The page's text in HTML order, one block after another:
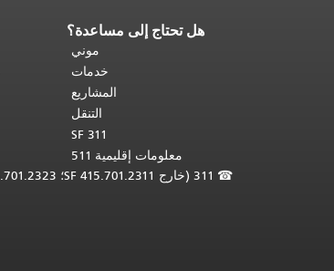
كل
هل تحتاج إلى مساعدة؟
موني
خدمات
المشاريع
التنقل
SF 311
معلومات إقليمية 511
☎